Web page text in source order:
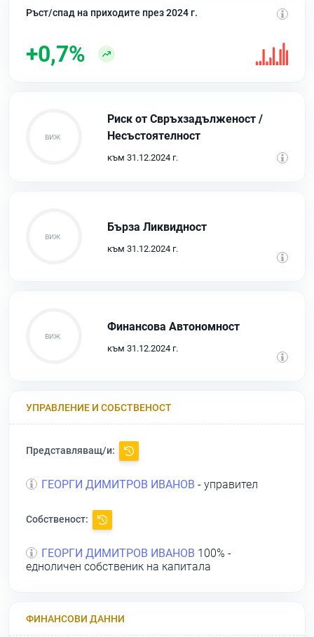
Ръст/спад на приходите през 2024 г.
+0,7%
Риск от Свръхзадълженост /
Несъстоятелност
към 31.12.2024 г.
Бърза Ликвидност
към 31.12.2024 г.
Финансова Автономност
към 31.12.2024 г.
УПРАВЛЕНИЕ И СОБСТВЕНОСТ
Представляващ/и:
ГЕОРГИ ДИМИТРОВ ИВАНОВ - управител
Собственост:
ГЕОРГИ ДИМИТРОВ ИВАНОВ 100% -
едноличен собственик на капитала
ФИНАНСОВИ ДАННИ